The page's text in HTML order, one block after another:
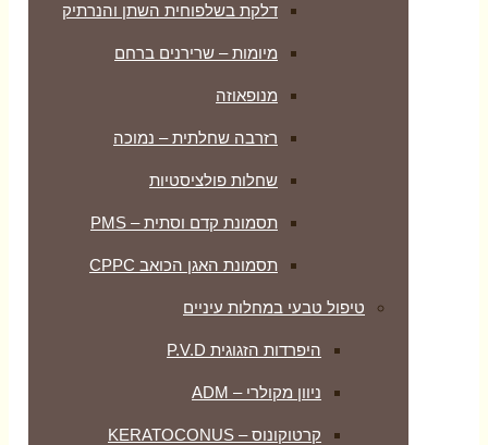
דלקת בשלפוחית השתן והנרתיק
מיומות – שרירנים ברחם
מנופאוזה
רזרבה שחלתית – נמוכה
שחלות פולציסטיות
תסמונת קדם וסתית – PMS
תסמונת האגן הכואב CPPC
טיפול טבעי במחלות עיניים
היפרדות הזגוגית P.V.D
ניוון מקולרי – ADM
קרטוקונוס – KERATOCONUS